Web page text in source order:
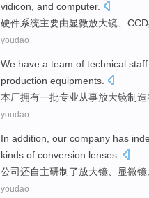
vidicon and computer.
硬件系统主要由显微放大镜 CCD
youdao
We have a team of technical staff
production equipments
本厂拥有一批专业从事放大镜制造
youdao
In addition, our company has
kinds of conversion lenses
公司还自主研制了放大镜 显微镜
youdao